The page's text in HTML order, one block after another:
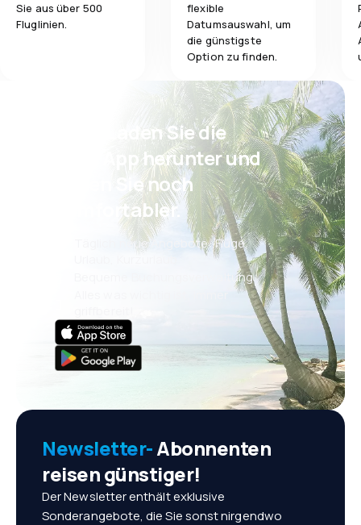
Sie aus über 500
Fluglinien.
flexible
Datumsauswahl, um
die günstigste
Option zu finden.
Psst! Laden Sie die
eSky App herunter und
reisen Sie noch
komfortabler.
Täglich neue Angebote: Flüge,
Bequeme Buchungsverwaltung
Newsletter-Abonnenten
reisen günstiger!
Der Newsletter enthält exklusive
Sonderangebote, die Sie sonst nirgendwo